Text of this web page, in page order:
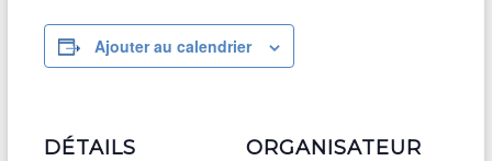
Ajouter au calendrier
DÉTAILS ORGANISATEUR